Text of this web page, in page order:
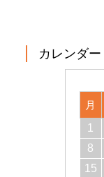
カレンダー
月
1
8
15